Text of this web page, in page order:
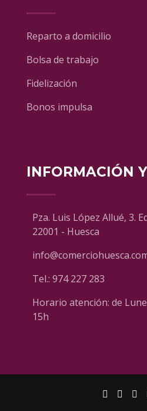
Reparto a domicilio
Bolsa de trabajo
Fidelización
Bonos impulsa
INFORMACIÓN
Pza. Luis López Allué, 3.
22001 - Huesca
Tel.: 974 227 283
Horario atención: de
15h